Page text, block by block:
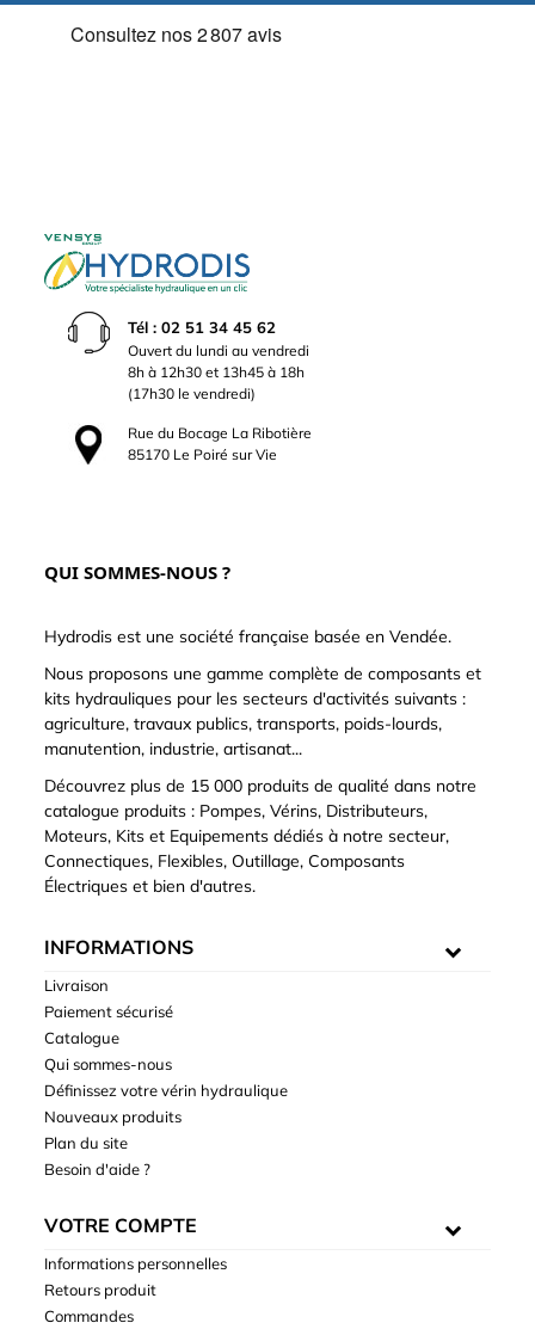
Tél : 02 51 34 45 62
Ouvert du lundi au vendredi
8h à 12h30 et 13h45 à 18h
(17h30 le vendredi)
Rue du Bocage La Ribotière
85170 Le Poiré sur Vie
QUI SOMMES-NOUS ?
Hydrodis est une société française basée en Vendée.
Nous proposons une gamme complète de composants et
kits hydrauliques pour les secteurs d'activités suivants :
agriculture, travaux publics, transports, poids-lourds,
manutention, industrie, artisanat...
Découvrez plus de 15 000 produits de qualité dans notre
catalogue produits : Pompes, Vérins, Distributeurs,
Moteurs, Kits et Equipements dédiés à notre secteur,
Connectiques, Flexibles, Outillage, Composants
Électriques et bien d'autres.
INFORMATIONS
Livraison
Paiement sécurisé
Catalogue
Qui sommes-nous
Définissez votre vérin hydraulique
Nouveaux produits
Plan du site
Besoin d'aide ?
VOTRE COMPTE
Informations personnelles
Retours produit
Commandes